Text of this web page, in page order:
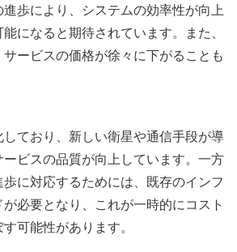
歩により、システムの効率性が向上
になると期待されています。また、
ービスの価格が徐々に下がることも
ており、新しい衛星や通信手段が導
ービスの品質が向上しています。一方
に対応するためには、既存のインフ
必要となり、これが一時的にコスト
可能性があります。